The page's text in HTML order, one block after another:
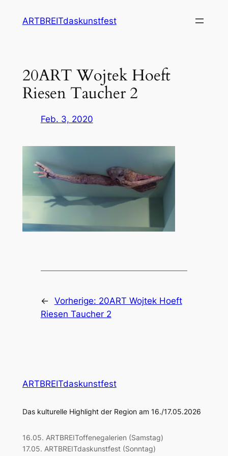
InhaltARTBREITdaskunstfest
20ART Wojtek Hoeft
Riesen Taucher 2
Feb. 3, 2020
← Vorherige: 20ART Wojtek Hoeft
Riesen Taucher 2
ARTBREITdaskunstfest
Das kulturelle Highlight der Region am 16./17.05.2026
16.05. ARTBREIToffenegalerien (Samstag)
17.05. ARTBREITdaskunstfest (Sonntag)